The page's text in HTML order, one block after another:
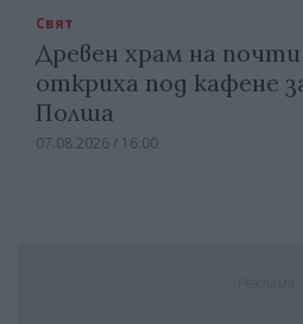
Свят
Древен храм на
откриха под кафене
Полша
07.08.2026 / 16:00